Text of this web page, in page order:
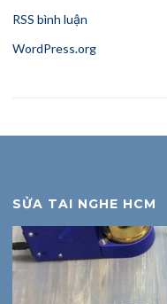
RSS bình luận
WordPress.org
SỬA TAI NGHE HCM